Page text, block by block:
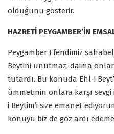
olduğunu gösterir.
HAZRETİ PEYGAMBER’İN
Peygamber Efendimiz
Beytini unutmaz; daima
tutardı. Bu konuda Ehl-i
ümmetinin onlara karşı sevgi
i Beytim’i size emanet
konuyu biz de göz ardı